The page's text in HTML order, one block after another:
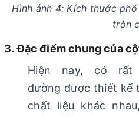
Hình ảnh 4: Kích thước
tròn
3. Đặc điểm chung của
Hiện nay, có
đường được thiết kế
chất liệu khác